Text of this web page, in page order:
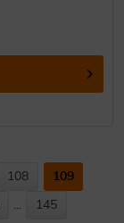
108 109
... 145